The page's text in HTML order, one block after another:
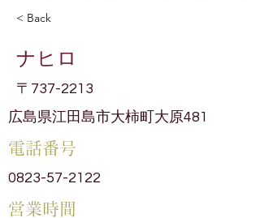
< Back
ナヒロ
〒737-2213
広島県江田島市大柿町大原481
電話番号
0823-57-2122
​営業時間